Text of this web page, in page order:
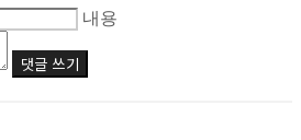
내용
댓글 쓰기